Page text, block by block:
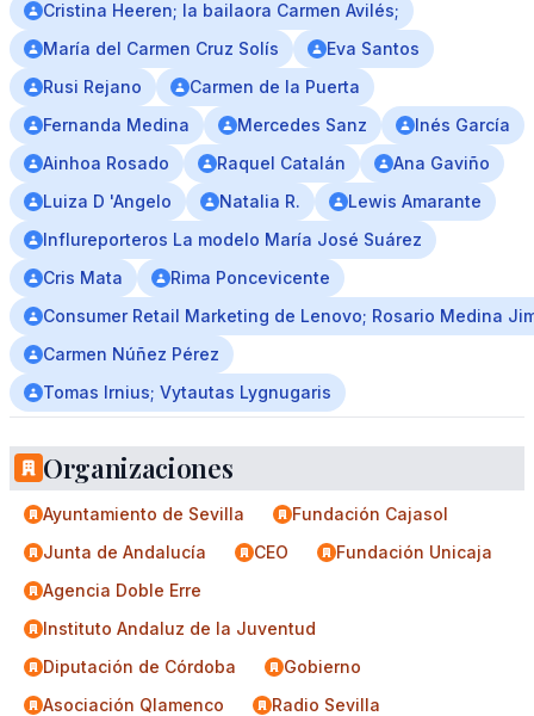
Cristina Heeren; la bailaora Carmen Avilés;
María del Carmen Cruz Solís
Eva Santos
Rusi Rejano
Carmen de la Puerta
Fernanda Medina
Mercedes Sanz
Inés García
Ainhoa Rosado
Raquel Catalán
Ana Gaviño
Luiza D 'Angelo
Natalia R.
Lewis Amarante
Influreporteros La modelo María José Suárez
Cris Mata
Rima Poncevicente
Consumer Retail Marketing de Lenovo; Rosario Medina
Carmen Núñez Pérez
Tomas Irnius; Vytautas Lygnugaris
Organizaciones
Ayuntamiento de Sevilla
Fundación Cajasol
Junta de Andalucía
CEO
Fundación Unicaja
Agencia Doble Erre
Instituto Andaluz de la Juventud
Diputación de Córdoba
Gobierno
Asociación Qlamenco
Radio Sevilla